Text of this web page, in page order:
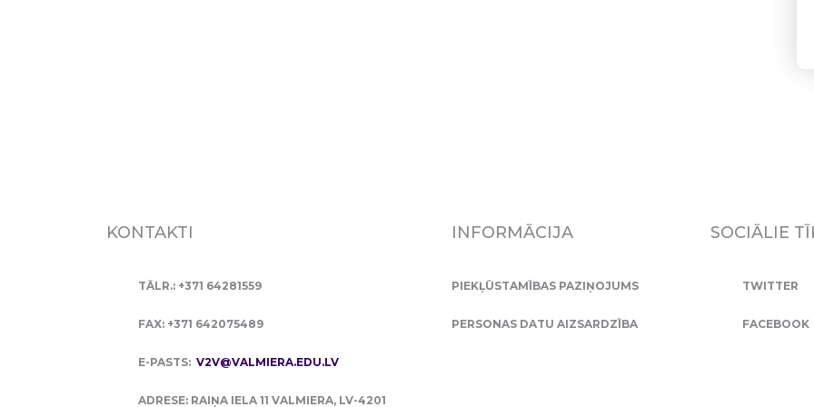
KONTAKTI
TĀLR.: +371 64281559
FAX: +371 642075489
E-PASTS: V2V@VALMIERA.EDU.LV
ADRESE: RAIŅA IELA 11 VALMIERA, LV-4201
INFORMĀCIJA
PIEKĻŪSTAMĪBAS PAZIŅOJUMS
PERSONAS DATU AIZSARDZĪBA
SOCIĀLIE
TWITTER
FACEBOOK